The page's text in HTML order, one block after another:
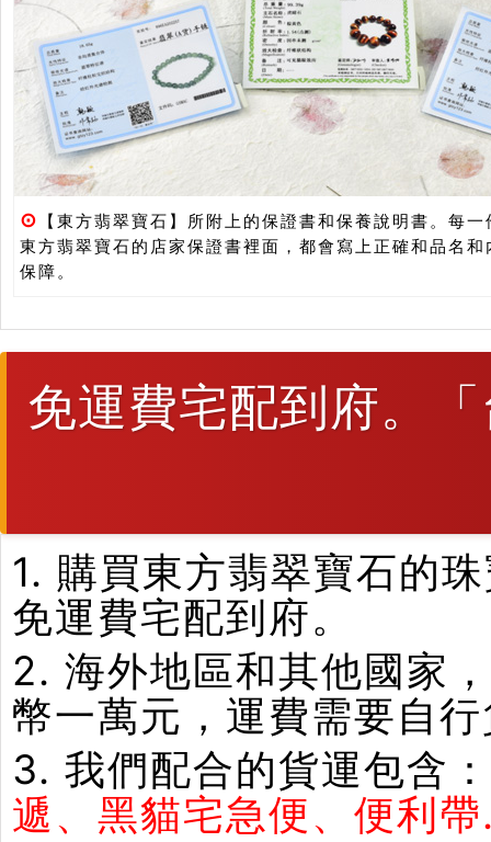
⊙
【東方翡翠寶石】所附上的保證書和保養說明書。每
東方翡翠寶石的店家保證書裡面，都會寫上正確和品名
保障。
免運費宅配到府。
1. 購買東方翡翠寶石的
免運費宅配到府。
2. 海外地區和其他國家
幣一萬元，運費需要自
3. 我們配合的貨運包含：
遞、黑貓宅急便、便利